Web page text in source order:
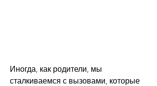
Иногда, как родители, мы
сталкиваемся с вызовами, которые